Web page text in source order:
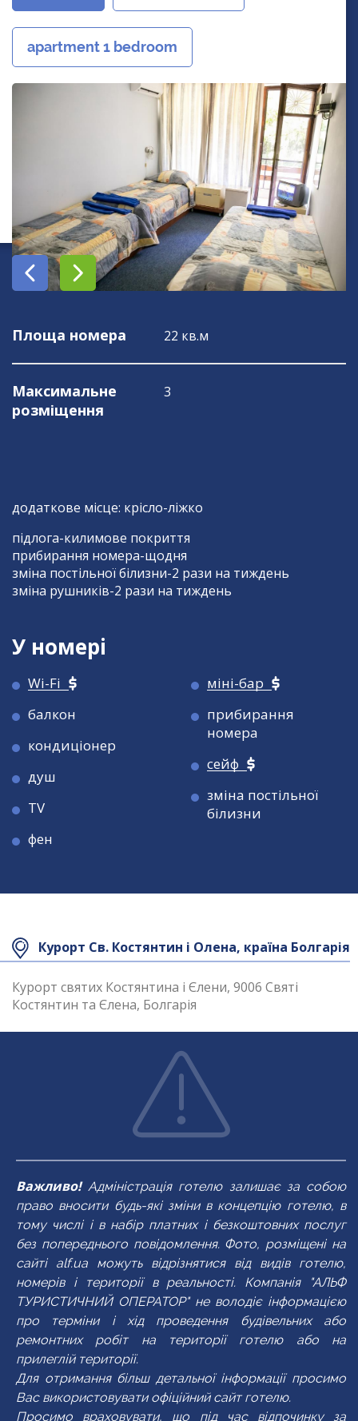
apartment 1 bedroom
Площа номера 22 кв.м
Максимальне
розміщення
3
додаткове місце: крісло-ліжко
підлога-килимове покриття
прибирання номера-щодня
зміна постільної білизни-2 рази на тиждень
зміна рушників-2 рази на тиждень
У номері
Wi-Fi
балкон
кондиціонер
душ
TV
фен
міні-бар
прибирання
номерa
сейф
зміна постільної
білизни
Площа номера
Максимальне
3
підлога-килимове покриття
прибирання номера-щодня
зміна постільної білизни-2 рази на тиждень
зміна рушників-2 рази на тиждень
У номері
Wi-Fi
балкон
кондиціонер
душ
TV
фен
міні-бар
прибирання
номерa
сейф
зміна постільної
білизни
Площа номера
Максимальне
3 / 2+2
вітальня та спальня, розділені дверима
У номері
Wi-Fi
балкон
кондиціонер
душ
TV
фен
міні-бар
міжкімнатні двері
прибирання
номерa
сейф
зміна постільної
Курорт Св. Костянтин і Олена, країна Болгарія
Курорт святих Костянтина і Єлени, 9006 Святі
Костянтин та Єлена, Болгарія
Важливо!Адміністрація готелю залишає за собою
право вносити будь-які зміни в концепцію готелю, в
тому числі і в набір платних і безкоштовних послуг
без попереднього повідомлення. Фото, розміщені на
сайті alf.ua можуть відрізнятися від видів готелю,
номерів і території в реальності. Компанія "АЛЬФ
ТУРИСТИЧНИЙ ОПЕРАТОР" не володіє інформацією
про терміни і хід проведення будівельних або
ремонтних робіт на території готелю або на
прилеглій території.
Для отримання більш детальної інформації просимо
Вас використовувати офіційний сайт готелю.
Просимо враховувати, що під час відпочинку за